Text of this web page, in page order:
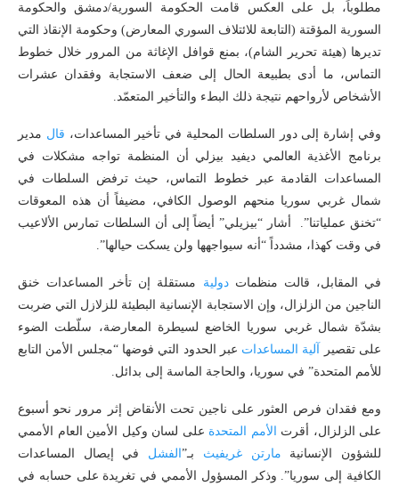
مطلوباً، بل على العكس قامت الحكومة السورية/دمشق والحكومة
السورية المؤقتة (التابعة للائتلاف السوري المعارض) وحكومة الإنقاذ التي
تديرها (هيئة تحرير الشام)، بمنع قوافل الإغاثة من المرور خلال خطوط
التماس، ما أدى بطبيعة الحال إلى ضعف الاستجابة وفقدان عشرات
الأشخاص لأرواحهم نتيجة ذلك البطء والتأخير المتعمّد.
وفي إشارة إلى دور السلطات المحلية في تأخير المساعدات، قال مدير
برنامج الأغذية العالمي ديفيد بيزلي أن المنظمة تواجه مشكلات في
المساعدات القادمة عبر خطوط التماس، حيث ترفض السلطات في
شمال غربي سوريا منحهم الوصول الكافي، مضيفاً أن هذه المعوقات
“تخنق عملياتنا”. أشار “بيزيلي” أيضاً إلى أن السلطات تمارس الألاعيب
في وقت كهذا، مشدداً “أنه سيواجهها ولن يسكت حيالها”.
في المقابل، قالت منظماتدولية مستقلة إن تأخر المساعدات خنق
الناجين من الزلزال، وإن الاستجابة الإنسانية البطيئة للزلازل التي ضربت
بشدّة شمال غربي سوريا الخاضع لسيطرة المعارضة، سلّطت الضوء
على تقصير
آلية المساعدات عبر الحدود التي فوضها “مجلس الأمن التابع
للأمم المتحدة” في سوريا، والحاجة الماسة إلى بدائل.
ومع فقدان فرص العثور على ناجين تحت الأنقاض إثر مرور نحو أسبوع
على الزلزال، أقرت
الأمم المتحدة على لسان وكيل الأمين العام الأممي
للشؤون الإنسانية مارتن غريفيث بـ”الفشل في إيصال المساعدات
الكافية إلى سوريا”. وذكر المسؤول الأممي في تغريدة على حسابه في